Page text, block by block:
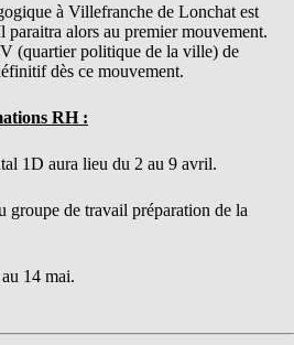
à Villefranche de Lonchat est
alors au premier mouvement.
(quartier politique de la ville) de
dès ce mouvement.
RH :
1D aura lieu du 2 au 9 avril.
de travail préparation de la
14 mai.